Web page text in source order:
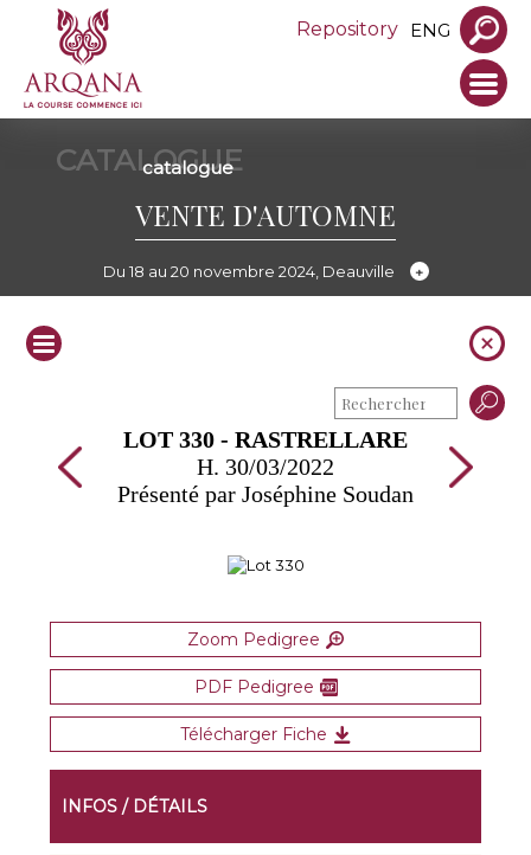
Repository ENG
CATALOGUE
catalogue
VENTE D'AUTOMNE
Du 18 au 20 novembre 2024, Deauville
LOT 330 - RASTRELLARE
H. 30/03/2022
Présenté par Joséphine Soudan
Zoom Pedigree
PDF Pedigree
Télécharger Fiche
INFOS / DÉTAILS